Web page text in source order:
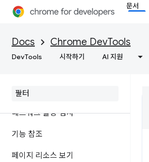
문서
Docs Chrome DevTools
DevTools 시작하기 AI 지원
자바스크립트 디버깅 참조
C/C++ WebAssembly 디버그
개요
네트워크 활동 검사
기능 참조
페이지 리소스 보기